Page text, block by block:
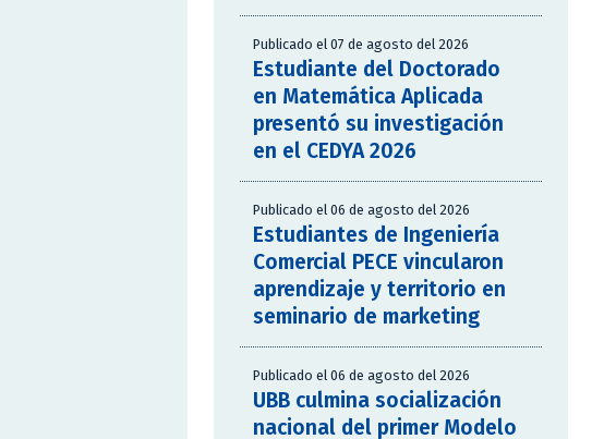
Publicado el 07 de agosto del 2026
Estudiante del Doctorado
en Matemática Aplicada
presentó su investigación
en el CEDYA 2026
Publicado el 06 de agosto del 2026
Estudiantes de Ingeniería
Comercial PECE vincularon
aprendizaje y territorio en
seminario de marketing
Publicado el 06 de agosto del 2026
UBB culmina socialización
nacional del primer Modelo